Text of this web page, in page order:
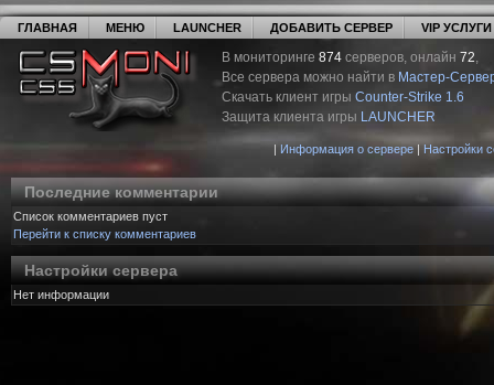
ГЛАВНАЯ МЕНЮ LAUNCHER ДОБАВИТЬ СЕРВЕР VIP УСЛУГИ
В мониторинге 874 серверов, онлайн 72,
Все сервера можно найти в Мастер-
Скачать клиент игры Counter-Strike 1.6
Защита клиента игры LAUNCHER
| Информация о сервере| Настройки
Последние комментарии
Список комментариев пуст
Перейти к списку комментариев
Настройки сервера
Нет информации